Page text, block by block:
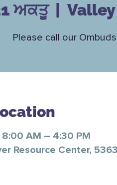
ਅਕਤੂ
  |
Please call our
AM – 4:30 PM
Resource Center,